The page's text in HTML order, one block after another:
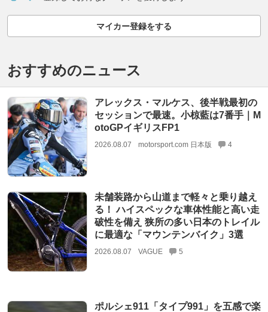
マイカー登録をする
おすすめのニュース
アレックス・マルケス、後半戦最初の
セッションで最速。小椋藍は7番手｜M
otoGPイギリスFP1
2026.08.07 motorsport.com 日本版 4
未舗装路から山道まで軽々と乗り越え
る！ ハイスペックな車体性能と高い走
破性を備え 狭所の多い日本のトレイル
に最適な「マウンテンバイク」3選
2026.08.07 VAGUE 5
ポルシェ911「タイプ991」を五感で楽